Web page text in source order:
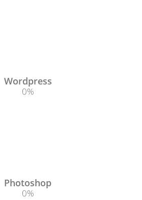
Wordpress
0%
Photoshop
0%